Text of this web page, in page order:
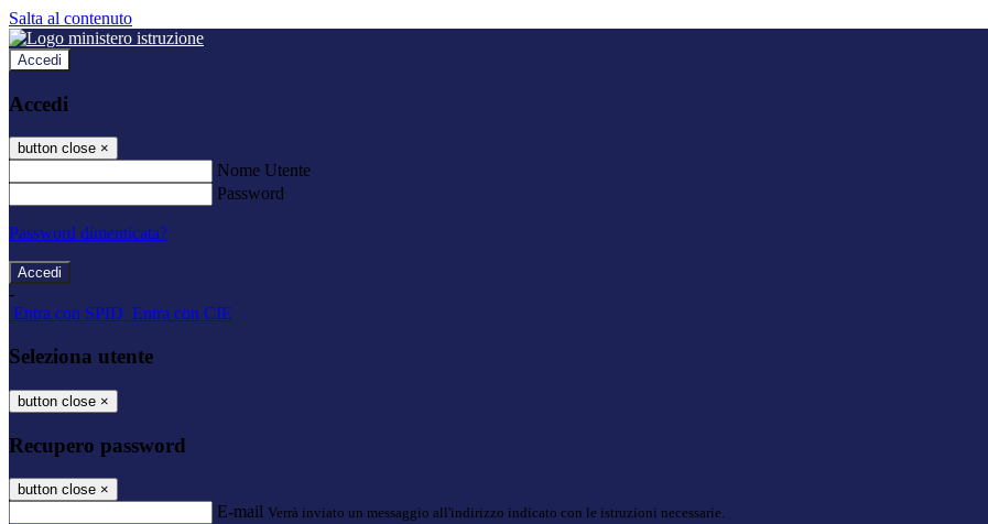
Salta al contenuto
Accedi
Accedi
button close ×
Nome Utente
Password
Password dimenticata?
-
Entra con SPID Entra con CIE
Seleziona utente
button close ×
Recupero password
button close ×
E-mail Verrà inviato un messaggio all'indirizzo indicato con le istruzioni necessarie.